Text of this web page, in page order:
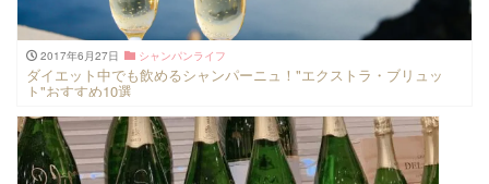
2017年6月27日 シャンパンライフ
ダイエット中でも飲めるシャンパーニュ！"エクストラ・ブリュッ
ト"おすすめ10選